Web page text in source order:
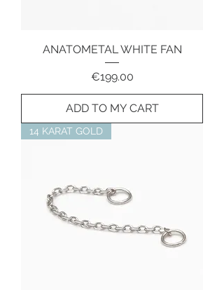
ANATOMETAL WHITE FAN
Price
€199.00
ADD TO MY CART
14 KARAT GOLD